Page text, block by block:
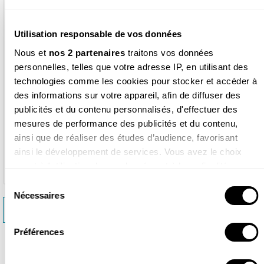
Utilisation responsable de vos données
Nous et nos 2 partenairestraitons vos données
personnelles, telles que votre adresse IP, en utilisant des
technologies comme les cookies pour stocker et accéder à
des informations sur votre appareil, afin de diffuser des
publicités et du contenu personnalisés, d'effectuer des
mesures de performance des publicités et du contenu,
ainsi que de réaliser des études d’audience, favorisant
ainsi le développement de services. Vous avez le choix
moment en consultant la Déclaration relative aux cookies
Si vous le permettez, nous aimerions également :
du Nécessaires
Préférences
Fiche technique
Titre: Le guide nature Les oiseaux
Collection: Guides nature
Gamme: Guides
Ouvrage collectif dirigé par: Alessandro Staehli, Franck
Bas
Dimensions et poids: 14 x 18.5 cm - 470 g
Parution: avril 2022, 2e édition
ISBN: 978-2-88958-485-7
<< ZÉRO DÉCHET - LE GUIDE INSPIRÉ DE LA NATURE
LYNX >>